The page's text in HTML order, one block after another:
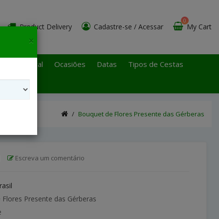
Product Delivery Cadastre-se / Acessar My Cart
0
Paulo Litoral Ocasiões Datas
Tipos de Cestas
Bouquet de Flores Presente das Gérberas
Escreva um comentário
Presente das Gérberas
×